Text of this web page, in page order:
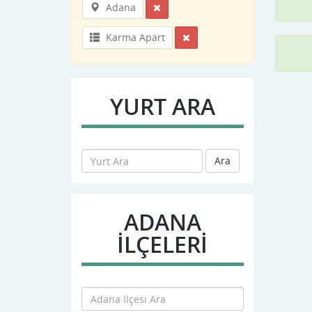
Adana
Karma Apart
YURT ARA
Ara
ADANA
İLÇELERİ